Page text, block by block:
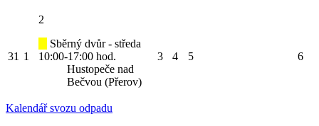
31 1
2
Sběrný dvůr - středa
10:00-17:00 hod.
Hustopeče nad
Bečvou (Přerov)
3 4 5 6
Kalendář svozu odpadu